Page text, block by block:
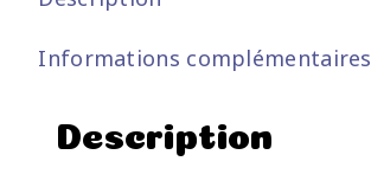
Informations complémentaires
Description